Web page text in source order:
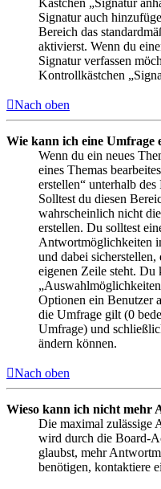
Kästchen „Signatur
Signatur auch
Bereich das
aktivierst. Wenn du
Signatur verfassen
Kontrollkästchen
Nach oben
Wie kann ich eine Umfrage
Wenn du ein neues
eines Themas
erstellen“ unterhalb
Solltest du diesen
wahrscheinlich nicht
erstellen. Du solltest
Antwortmöglichkeiten
und dabei
eigenen Zeile steht. Du
Optionen ein Benutzer
die Umfrage gilt (0
Umfrage) und
ändern können.
Nach oben
Wieso kann ich nicht mehr
Die maximal zulässige
wird durch die Board-
glaubst, mehr
benötigen, kontaktiere